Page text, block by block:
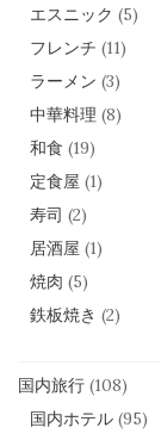
エスニック (5)
フレンチ (11)
ラーメン (3)
中華料理 (8)
和食 (19)
定食屋 (1)
寿司 (2)
居酒屋 (1)
焼肉 (5)
鉄板焼き (2)
国内旅行 (108)
国内ホテル (95)